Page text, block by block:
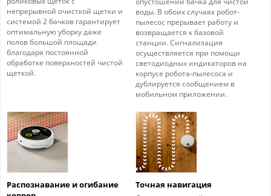
непрерывной очисткой щетки и
системой 2 бачков гарантирует
оптимальную уборку даже
полов большой площади
благодаря постоянной
обработке поверхностей чистой
щеткой.
воды. В обоих случаях робот-
пылесос прерывает работу и
возвращается к базовой
станции. Сигнализация
осуществляется при помощи
светодиодных индикаторов на
корпусе робота-пылесоса и
дублируется сообщением в
мобильном приложении.
Распознавание и огибание
Точная навигация